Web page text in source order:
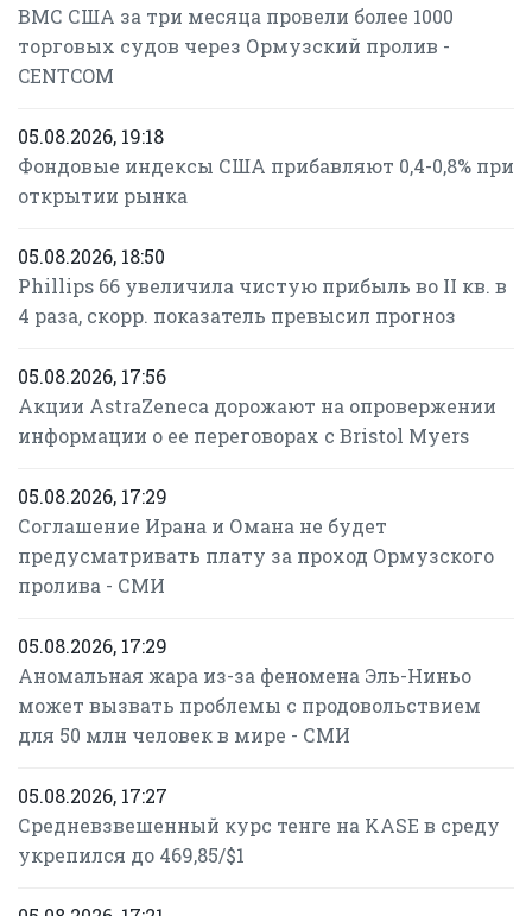
ВМС США за три месяца провели более 1000
торговых судов через Ормузский пролив -
CENTCOM
05.08.2026, 19:18
Фондовые индексы США прибавляют 0,4-0,8% при
открытии рынка
05.08.2026, 18:50
Phillips 66 увеличила чистую прибыль во II кв. в
4 раза, скорр. показатель превысил прогноз
05.08.2026, 17:56
Акции AstraZeneca дорожают на опровержении
информации о ее переговорах с Bristol Myers
05.08.2026, 17:29
Соглашение Ирана и Омана не будет
предусматривать плату за проход Ормузского
пролива - СМИ
05.08.2026, 17:29
Аномальная жара из-за феномена Эль-Ниньо
может вызвать проблемы с продовольствием
для 50 млн человек в мире - СМИ
05.08.2026, 17:27
Средневзвешенный курс тенге на KASE в среду
укрепился до 469,85/$1